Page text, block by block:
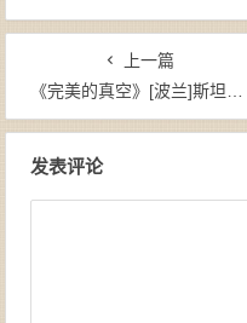
上一篇
《完美的真空》[波兰]斯坦尼斯拉夫·莱姆（作者）-epub+mobi+azw3
发表评论